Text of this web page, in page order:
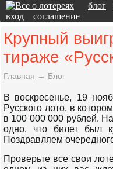
блог
вход
соглашение
Крупный
тираже
Главная → Блог
В воскресенье, 19
Русского лото, в
в 100 000 000 рублей.
одно, что билет был
Поздравляем
Проверьте все свои